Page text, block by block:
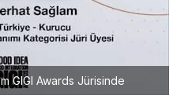
GIGI Awards Jürisinde